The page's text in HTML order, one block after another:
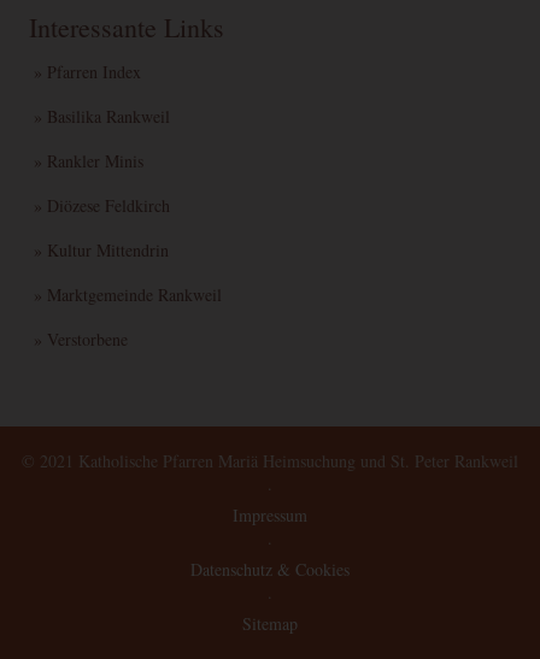
Interessante Links
» Pfarren Index
» Basilika Rankweil
» Rankler Minis
» Diözese Feldkirch
» Kultur Mittendrin
» Marktgemeinde Rankweil
» Verstorbene
© 2021 Katholische Pfarren Mariä Heimsuchung und St. Peter Rankweil
·
Impressum
·
Datenschutz & Cookies
·
Sitemap